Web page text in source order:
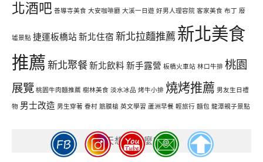
北酒吧 善導寺美食 大安咖啡廳 大溪一日遊 好男人理容院 客家美食 布丁 廢
墟景點 捷運板橋站 新北住宿 新北拉麵推薦 新北美食
推薦 新北聚餐新北飲料 新手露營 板橋火車站 林口牛排 桃園
展覽 桃園牛肉麵推薦 樹林美食 淡水冰品 烤牛小排 燒烤推薦 男友生日禮
物 男士改造 男生穿著 眷村 筋膜槍 英文學習 蘆洲早餐 輕旅行 麵包 龍潭親子景點
今天想吃什麼呢?